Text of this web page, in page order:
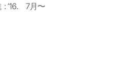
: ’16. 7月〜